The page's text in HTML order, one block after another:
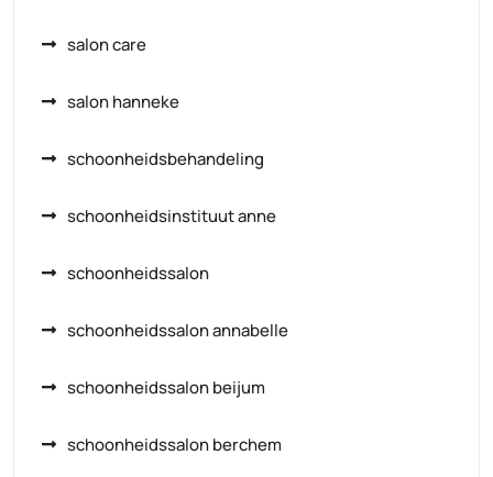
salon care
salon hanneke
schoonheidsbehandeling
schoonheidsinstituut anne
schoonheidssalon
schoonheidssalon annabelle
schoonheidssalon beijum
schoonheidssalon berchem